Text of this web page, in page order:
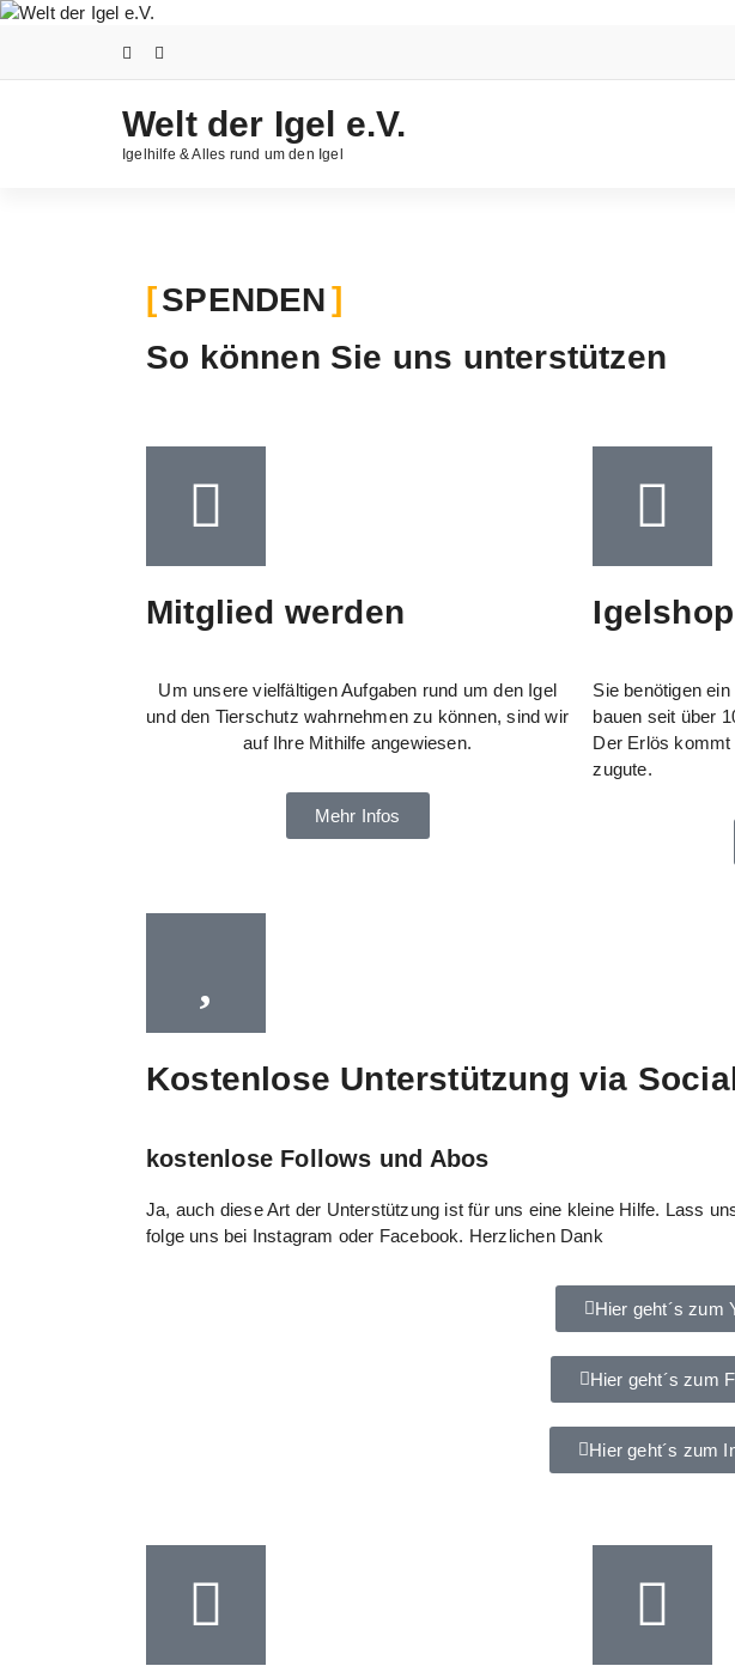
Welt der Igel e.V.
Igelhilfe & Alles rund um den Igel
SPENDEN
So können Sie uns unterstützen
Mitglied werden
Um unsere vielfältigen Aufgaben rund um den Igel
und den Tierschutz wahrnehmen zu können, sind wir
auf Ihre Mithilfe angewiesen.
Mehr Infos
Igelshop
Sie benötigen
bauen seit über
Der Erlös kommt
zugute.
Kostenlose Unterstützung via
kostenlose Follows und Abos
Ja, auch diese Art der Unterstützung ist für uns eine kleine Hilfe. Lass
folge uns bei Instagram oder Facebook. Herzlichen Dank
Hier geht´s zum
Hier geht´s zum
Hier geht´s zum